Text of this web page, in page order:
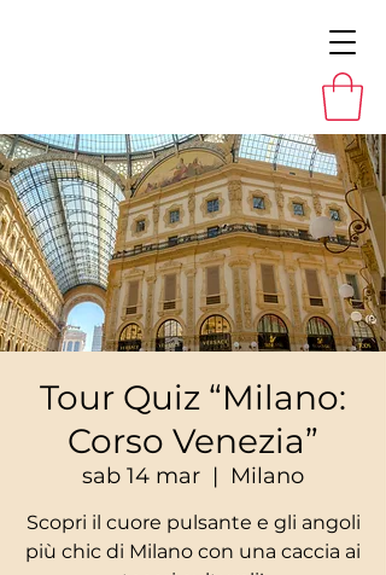
Tour Quiz “Milano:
Corso Venezia”
sab 14 mar
  |
Milano
Scopri il cuore pulsante e gli angoli
più chic di Milano con una caccia ai